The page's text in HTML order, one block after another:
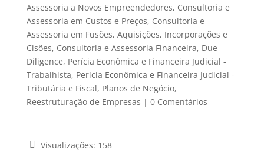
Assessoria a Novos Empreendedores, Consultoria e
Assessoria em Custos e Preços, Consultoria e
Assessoria em Fusões, Aquisições, Incorporações e
Cisões, Consultoria e Assessoria Financeira, Due
Diligence, Perícia Econômica e Financeira Judicial -
Trabalhista, Perícia Econômica e Financeira Judicial -
Tributária e Fiscal, Planos de Negócio,
Reestruturação de Empresas | 0 Comentários
Visualizações: 158